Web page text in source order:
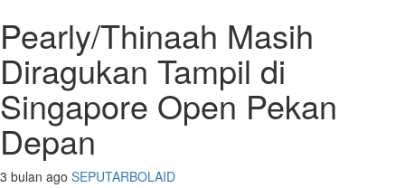
Pearly/Thinaah Masih
Diragukan Tampil di
Singapore Open Pekan
Depan
3 bulan ago SEPUTARBOLAID